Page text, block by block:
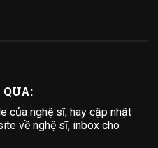
QUA:
của nghệ sĩ, hay cập nhật
về nghệ sĩ, inbox cho